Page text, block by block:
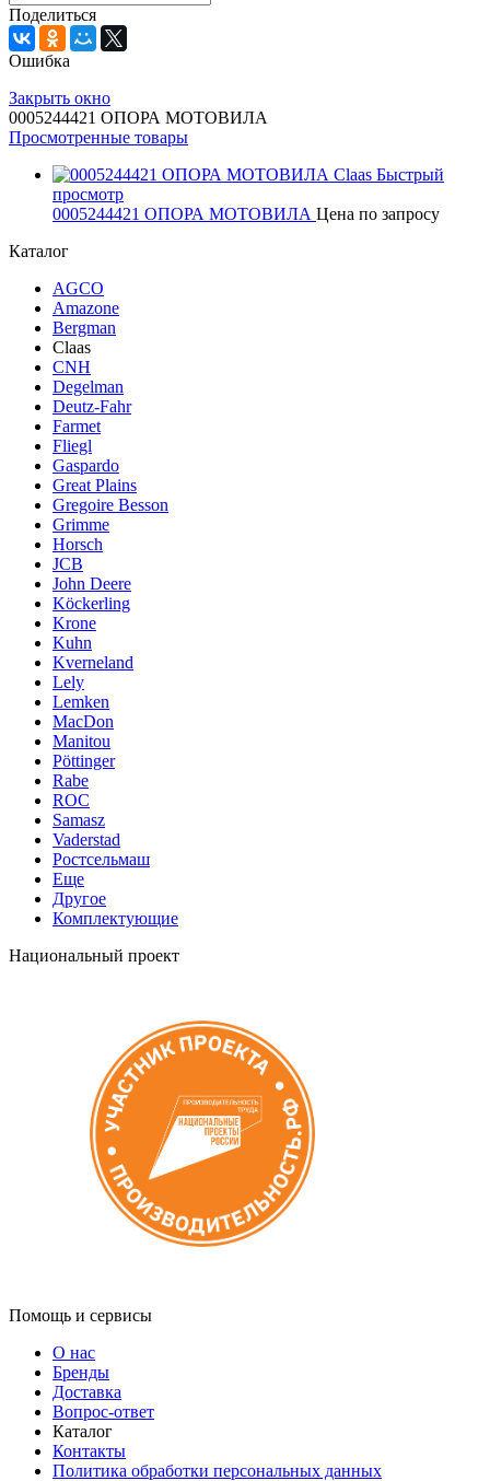
Поделиться
Ошибка
Закрыть окно
0005244421 ОПОРА МОТОВИЛА
Просмотренные товары
Быстрый
просмотр
0005244421 ОПОРА МОТОВИЛА Цена по запросу
Каталог
AGCO
Amazone
Bergman
Claas
CNH
Degelman
Deutz-Fahr
Farmet
Fliegl
Gaspardo
Great Plains
Gregoire Besson
Grimme
Horsch
JCB
John Deere
Köckerling
Krone
Kuhn
Kverneland
Lely
Lemken
MacDon
Manitou
Pöttinger
Rabe
ROC
Samasz
Vaderstad
Ростсельмаш
Еще
Другое
Комплектующие
Национальный проект
Помощь и сервисы
О нас
Бренды
Доставка
Вопрос-ответ
Каталог
Контакты
Политика обработки персональных данных